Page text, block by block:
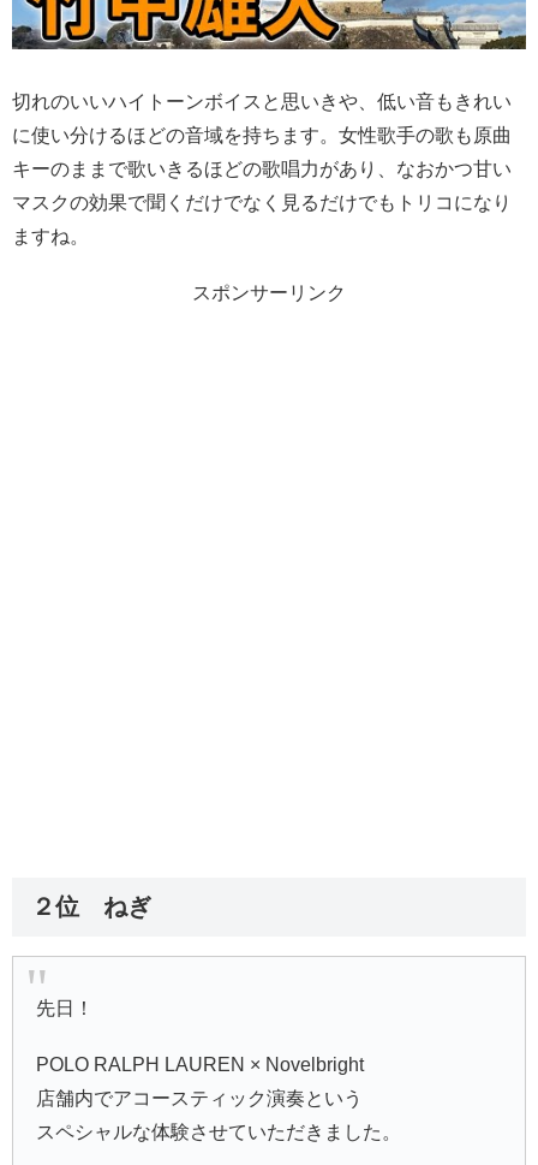
切れのいいハイトーンボイスと思いきや、低い音もきれい
に使い分けるほどの音域を持ちます。女性歌手の歌も原曲
キーのままで歌いきるほどの歌唱力があり、なおかつ甘い
マスクの効果で聞くだけでなく見るだけでもトリコになり
ますね。
スポンサーリンク
２位 ねぎ
先日！
POLO RALPH LAUREN × Novelbright
店舗内でアコースティック演奏という
スペシャルな体験させていただきました。